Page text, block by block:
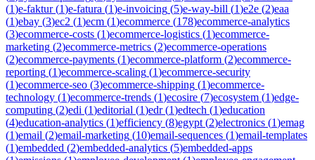
(1)e-faktur(1)e-fatura (1)e-invoicing (5)e-way-bill (1)e2e (2)eaa
(1)ebay (3)ec2 (1)ecm (1)ecommerce (178)ecommerce-analytics
(3)ecommerce-costs (1)ecommerce-logistics (1)ecommerce-
marketing (2)ecommerce-metrics (2)ecommerce-operations
(2)ecommerce-payments (1)ecommerce-platform (2)ecommerce-
reporting (1)ecommerce-scaling (1)ecommerce-security
(1)ecommerce-seo (3)ecommerce-shipping (1)ecommerce-
technology (1)ecommerce-trends (1)ecosire (7)ecosystem (1)edge-
computing (2)edi (1)editorial (1)edr(1)edtech (1)education
(4)education-analytics (1)efficiency (8)egypt (2)electronics (1)emag
(1)email (2)email-marketing (10)email-sequences (1)email-templates
(1)embedded (2)embedded-analytics (5)embedded-apps